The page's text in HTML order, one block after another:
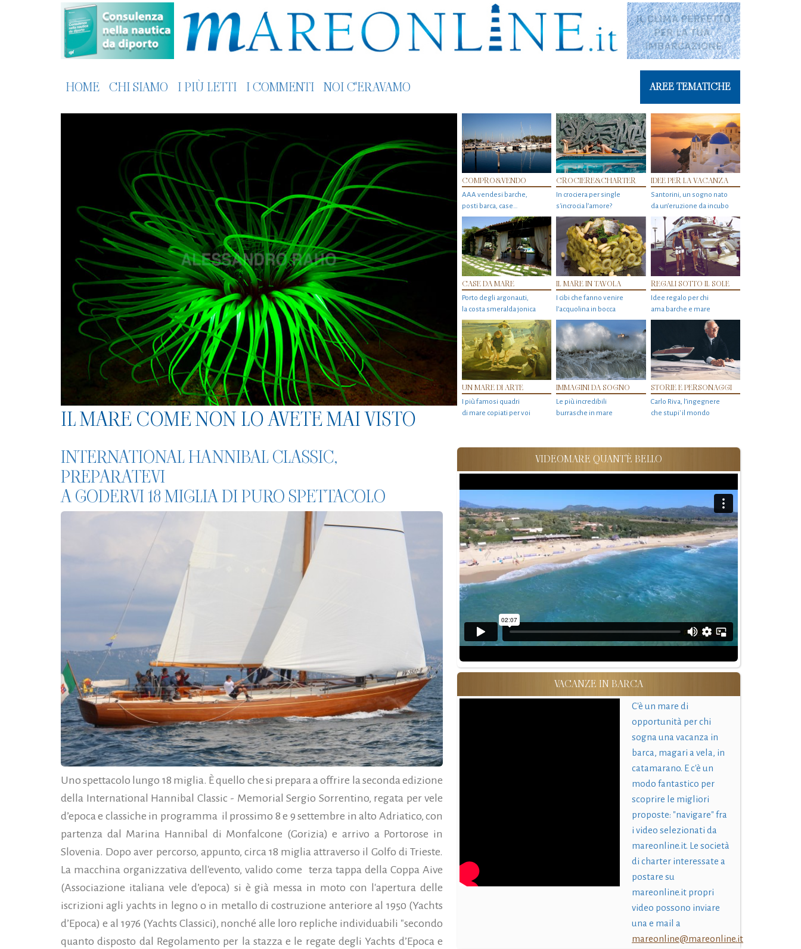
HOME CHI SIAMO I PIÙ LETTI I COMMENTI NOI C'ERAVAMO AREE TEMATICHE
IL MARE COME NON LO AVETE MAI VISTO
COMPRO&VENDO
AAA vendesi barche,
posti barca, case…
CROCIERE&CHARTER
In crociera per single
s'incrocia l’amore?
IDEE PER LA VACANZA
Santorini, un sogno nato
da un’eruzione da incubo
CASE DA MARE
Porto degli argonauti,
la costa smeralda jonica
IL MARE IN TAVOLA
I cibi che fanno venire
l’acquolina in bocca
REGALI SOTTO IL SOLE
Idee regalo per chi
ama barche e mare
UN MARE DI ARTE
I più famosi quadri
di mare copiati per voi
IMMAGINI DA SOGNO
Le più incredibili
burrasche in mare
STORIE E PERSONAGGI
Carlo Riva, l’ingegnere
che stupi' il mondo
INTERNATIONAL HANNIBAL CLASSIC,
PREPARATEVI
A GODERVI 18 MIGLIA DI PURO SPETTACOLO
Uno spettacolo lungo 18 miglia. È quello che si prepara a offrire la seconda edizione
della International Hannibal Classic - Memorial Sergio Sorrentino, regata per vele
d’epoca e classiche in programma il prossimo 8 e 9 settembre in alto Adriatico, con
partenza dal Marina Hannibal di Monfalcone (Gorizia) e arrivo a Portorose in
Slovenia. Dopo aver percorso, appunto, circa 18 miglia attraverso il Golfo di Trieste.
La macchina organizzativa dell'evento, valido come terza tappa della Coppa Aive
(Associazione italiana vele d’epoca) si è già messa in moto con l'apertura delle
iscrizioni agli yachts in legno o in metallo di costruzione anteriore al 1950 (Yachts
d’Epoca) e al 1976 (Yachts Classici), nonché alle loro repliche individuabili "secondo
quanto disposto dal Regolamento per la stazza e le regate degli Yachts d’Epoca e
VIDEOMARE QUANT'È BELLO
VACANZE IN BARCA
C'è un mare di
opportunità per chi
sogna una vacanza in
barca, magari a vela, in
catamarano. E c'è un
modo fantastico per
scoprire le migliori
proposte: "navigare" fra
i video selezionati da
mareonline.it. Le società
di charter interessate a
postare su
mareonline.it propri
video possono inviare
una e mail a
mareonline@mareonline.it